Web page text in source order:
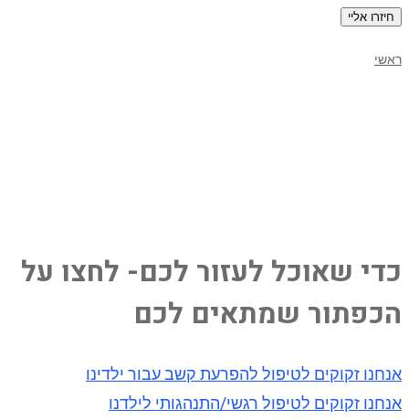
חיזרו אליי
ראשי
כדי שאוכל לעזור לכם- לחצו על
הכפתור שמתאים לכם
אנחנו זקוקים לטיפול להפרעת קשב עבור ילדינו
אנחנו זקוקים לטיפול רגשי/התנהגותי לילדנו